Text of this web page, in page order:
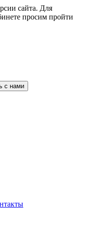
сайта. Для
просим пройти
с нами